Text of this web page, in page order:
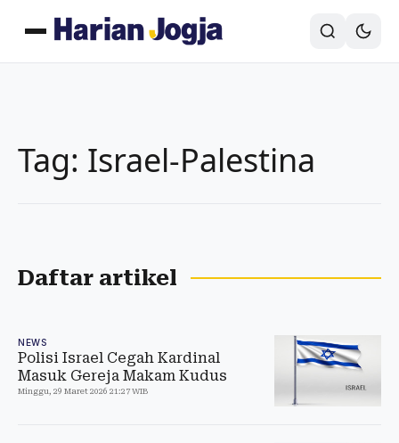
Tag: Israel-Palestina
Daftar artikel
NEWS
Polisi Israel Cegah Kardinal
Masuk Gereja Makam Kudus
Minggu, 29 Maret 2026 21:27 WIB